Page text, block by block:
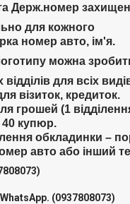
Держ.номер
для кожного
номер авто, ім'я.
можна
для всіх
візиток, кредиток.
грошей (1
купюр.
обкладинки –
авто або інший
(0937808073)